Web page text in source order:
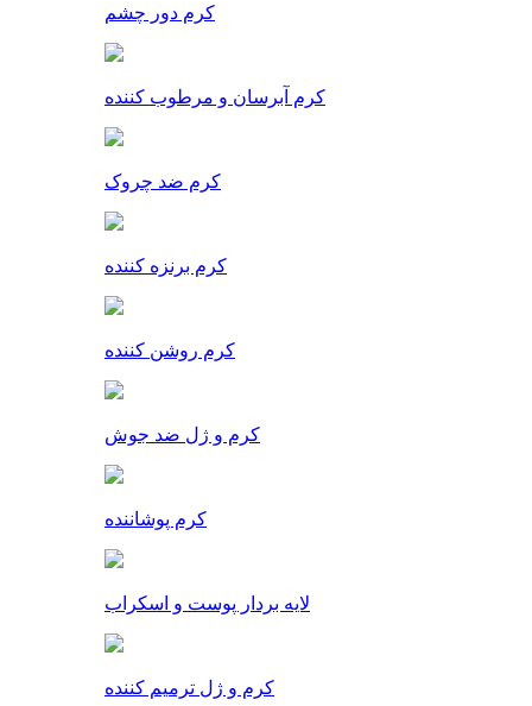
کرم دور چشم
کرم آبرسان و مرطوب کننده
کرم ضد چروک
کرم برنزه کننده
کرم روشن کننده
کرم و ژل ضد جوش
کرم پوشاننده
لایه بردار پوست و اسکراب
کرم و ژل ترمیم کننده